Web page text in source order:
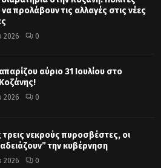
προλάβουν τις αλλαγές στις νέες
2026 0
αύριο 31 Ιουλίου στο
2026 0
νεκρούς πυροσβέστες, οι
την κυβέρνηση
2026 0